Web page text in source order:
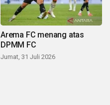
Arema FC menang atas
DPMM FC
Jumat, 31 Juli 2026